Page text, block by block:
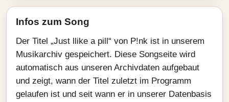
Infos zum Song
Der Titel „Just llike a pill“ von P!nk ist in unserem
Musikarchiv gespeichert. Diese Songseite wird
automatisch aus unseren Archivdaten aufgebaut
und zeigt, wann der Titel zuletzt im Programm
gelaufen ist und seit wann er in unserer Datenbasis